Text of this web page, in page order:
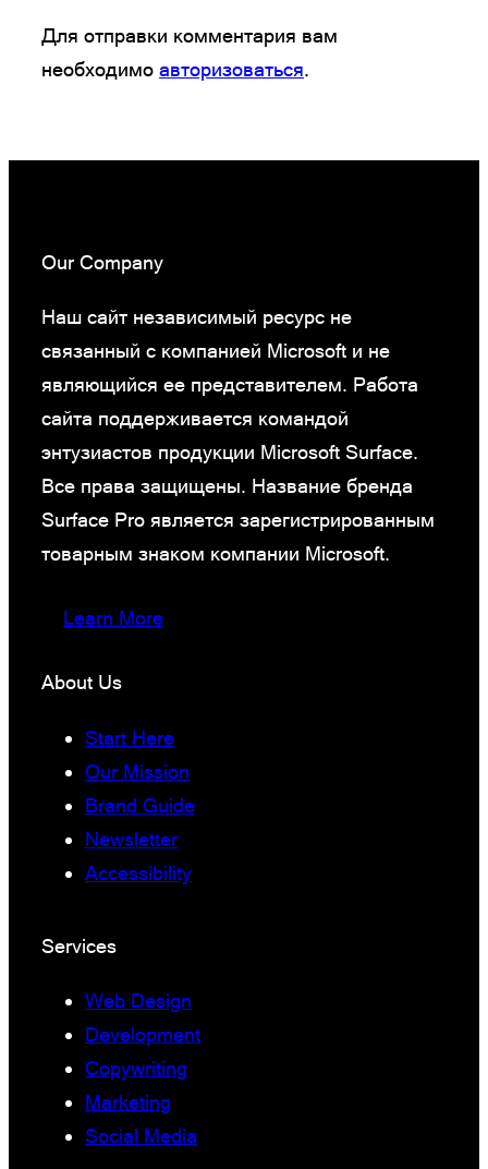
Для отправки комментария вам
необходимо авторизоваться.
Our Company
Наш сайт независимый ресурс не
связанный с компанией Microsoft и не
являющийся ее представителем. Работа
сайта поддерживается командой
энтузиастов продукции Microsoft Surface.
Все права защищены. Название бренда
Surface Pro является зарегистрированным
товарным знаком компании Microsoft.
Learn More
About Us
Start Here
Our Mission
Brand Guide
Newsletter
Accessibility
Services
Web Design
Development
Copywriting
Marketing
Social Media